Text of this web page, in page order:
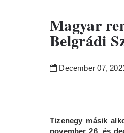
Magyar
Belgrádi
December 07,
Tizenegy másik
november 26. és